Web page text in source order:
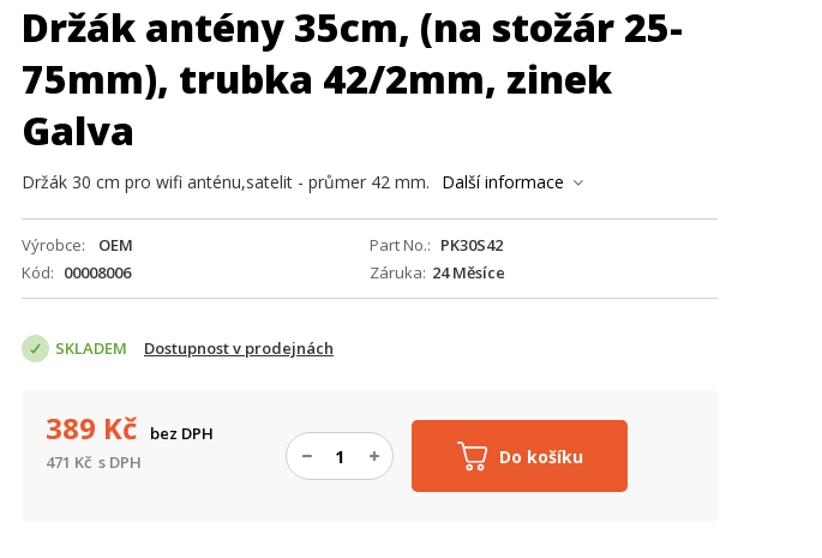
Držák antény 35cm, (na stožár 25-
75mm), trubka 42/2mm, zinek
Galva
Držák 30 cm pro wifi anténu,satelit - průmer 42 mm. Další informace
Výrobce OEM Part No.
PK30S42
Kód
00008006 Záruka 24 Měsíce
SKLADEM Dostupnost v prodejnách
Do košíku
389 Kč
bez DPH
471 Kč s DPH